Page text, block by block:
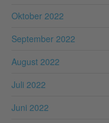
Oktober 2022
September 2022
August 2022
Juli 2022
Juni 2022